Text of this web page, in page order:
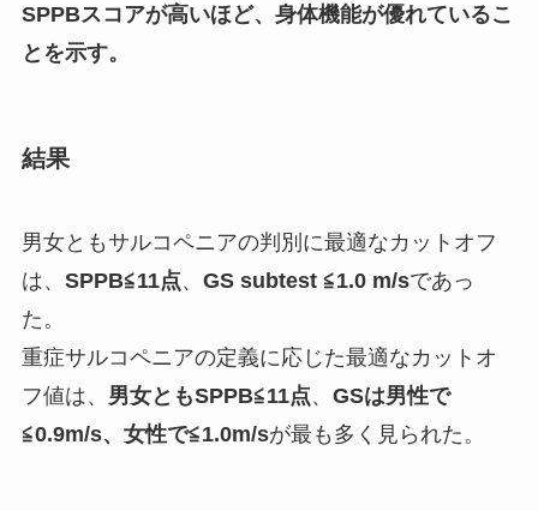
SPPBスコアが高いほど、身体機能が優れているこ
とを示す。
結果
男女ともサルコペニアの判別に最適なカットオフ
は、 SPPB≦11点、 GS subtest ≦1.0 m/sであっ
た。
重症サルコペニアの定義に応じた最適なカットオ
フ値は、 男女ともSPPB≦11点、 GSは男性で
≦0.9m/s、女性で≦1.0m/sが最も多く見られた。